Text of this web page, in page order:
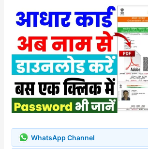
WhatsApp Channel